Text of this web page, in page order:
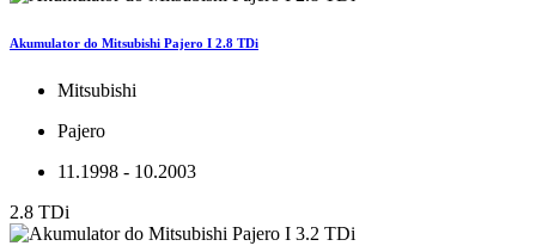
Akumulator do Mitsubishi Pajero I 2.8 TDi
Mitsubishi
Pajero
11.1998 - 10.2003
2.8 TDi